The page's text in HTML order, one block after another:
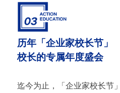
历年「企业家校长节」
校长的专属年度盛会
迄今为止，「企业家校长节